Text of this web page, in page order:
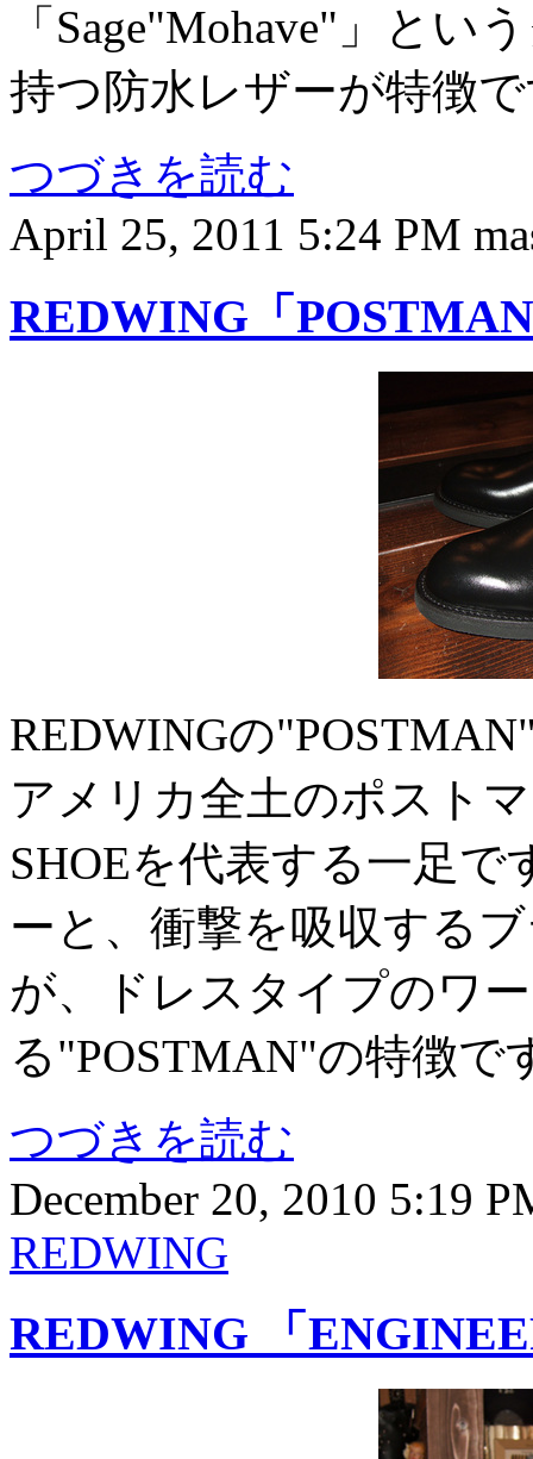
「Sage"Mohave"」とい
持つ防水レザーが特徴
つづきを読む
April 25, 2011 5:24 PM
REDWING「
REDWINGの
アメリカ全土のポスト
SHOEを代表する一足
ーと、衝撃を吸収する
が、ドレスタイプのワ
る"POSTMAN"の特徴で
つづきを読む
December 20, 2010 5:19
REDWING
REDWING 「